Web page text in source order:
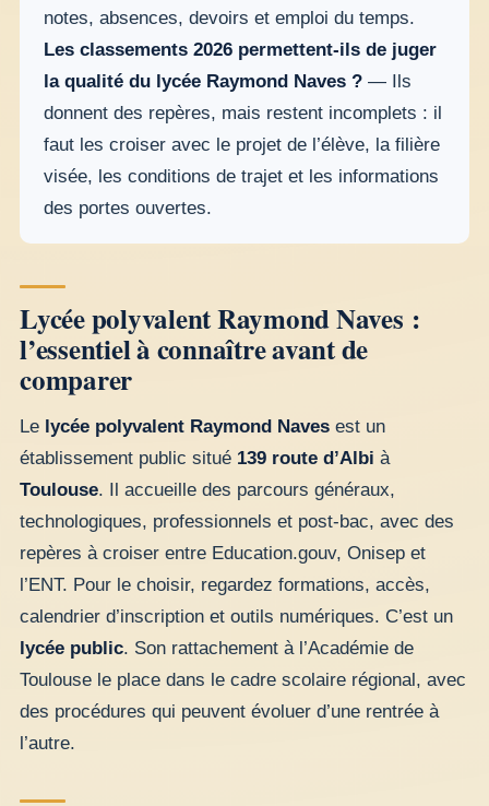
notes, absences, devoirs et emploi du temps.
Les classements 2026 permettent-ils de juger
la qualité du lycée Raymond Naves ? — Ils
donnent des repères, mais restent incomplets : il
faut les croiser avec le projet de l’élève, la filière
visée, les conditions de trajet et les informations
des portes ouvertes.
Lycée polyvalent Raymond Naves :
l’essentiel à connaître avant de
comparer
Le lycée polyvalent Raymond Naves est un
établissement public situé 139 route d’Albi à
Toulouse. Il accueille des parcours généraux,
technologiques, professionnels et post-bac, avec des
repères à croiser entre Education.gouv, Onisep et
l’ENT. Pour le choisir, regardez formations, accès,
calendrier d’inscription et outils numériques. C’est un
lycée public. Son rattachement à l’Académie de
Toulouse le place dans le cadre scolaire régional, avec
des procédures qui peuvent évoluer d’une rentrée à
l’autre.